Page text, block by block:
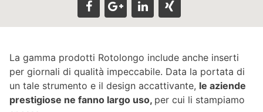
La gamma prodotti Rotolongo include anche inserti
per giornali di qualità impeccabile. Data la portata di
un tale strumento e il design accattivante, le aziende
prestigiose ne fanno largo uso, per cui li stampiamo